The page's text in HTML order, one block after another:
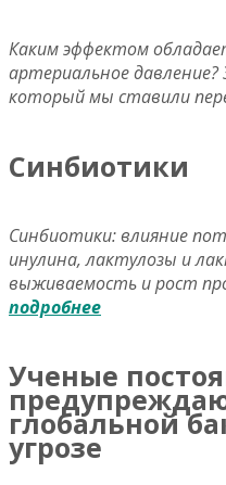
Каким эффектом
артериальное
который мы ставили
Синбиотики
Синбиотики: влияние
инулина, лактулозы и
выживаемость и рост
подробнее
Ученые
глобальной
угрозе